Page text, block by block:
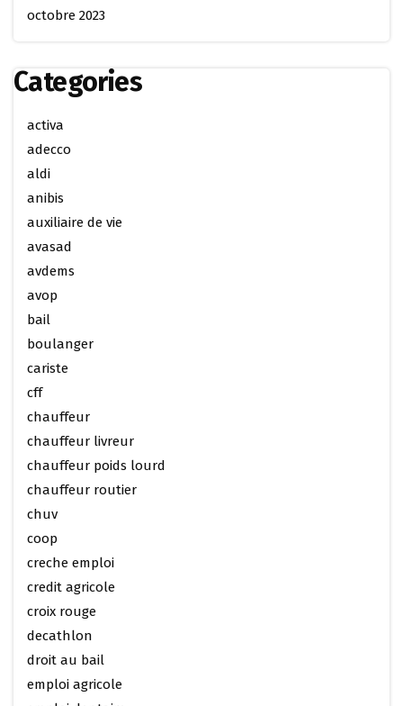
octobre 2023
Categories
activa
adecco
aldi
anibis
auxiliaire de vie
avasad
avdems
avop
bail
boulanger
cariste
cff
chauffeur
chauffeur livreur
chauffeur poids lourd
chauffeur routier
chuv
coop
creche emploi
credit agricole
croix rouge
decathlon
droit au bail
emploi agricole